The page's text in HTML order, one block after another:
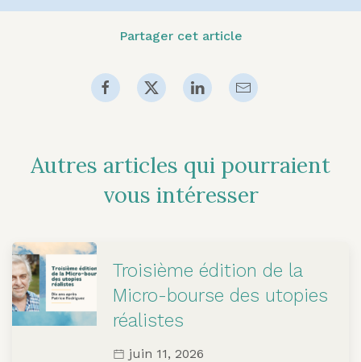
Partager cet article
Autres articles qui pourraient
vous intéresser
Troisième édition de la
Micro-bourse des utopies
réalistes
juin 11, 2026